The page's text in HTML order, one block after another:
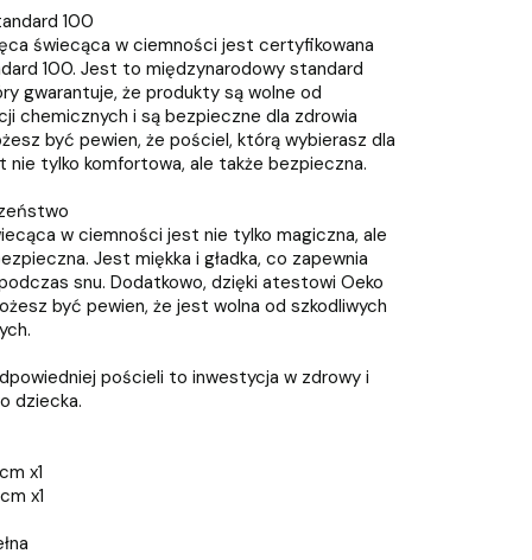
100
świecąca w ciemności jest certyfikowana
100. Jest to międzynarodowy standard
gwarantuje, że produkty są wolne od
chemicznych i są bezpieczne dla zdrowia
być pewien, że pościel, którą wybierasz dla
nie tylko komfortowa, ale także bezpieczna.
w ciemności jest nie tylko magiczna, ale
Jest miękka i gładka, co zapewnia
snu. Dodatkowo, dzięki atestowi Oeko
być pewien, że jest wolna od szkodliwych
pościeli to inwestycja w zdrowy i
dziecka.
x1
x1